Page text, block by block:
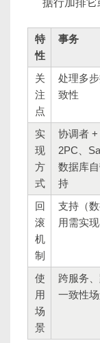
据行加排它
特
性
事务
关
注
点
处理多
致性
实
现
方
式
协调者
2PC、
数据库
持
回
滚
机
制
支持（
用需实现
使
用
场
景
跨服务
一致性